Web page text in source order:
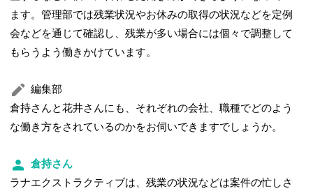
ます。管理部では残業状況やお休みの取得の状況などを定例
会などを通じて確認し、残業が多い場合には個々で調整して
もらうよう働きかけています。
編集部
倉持さんと花井さんにも、それぞれの会社、職種でどのよう
な働き方をされているのかをお伺いできますでしょうか。
倉持さん
ラナエクストラクティブは、残業の状況などは案件の忙しさ